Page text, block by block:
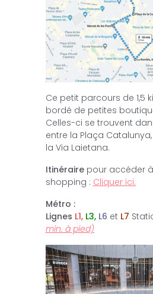
Ce petit parcours de 1,5
bordé de petites
Celles-ci se trouvent
entre la Plaça
la Via Laietana.
Itinérairepour accéder
shopping : Cliquer ici.
Métro :
Lignes L1, L3, L6 et L7
min. à pied)